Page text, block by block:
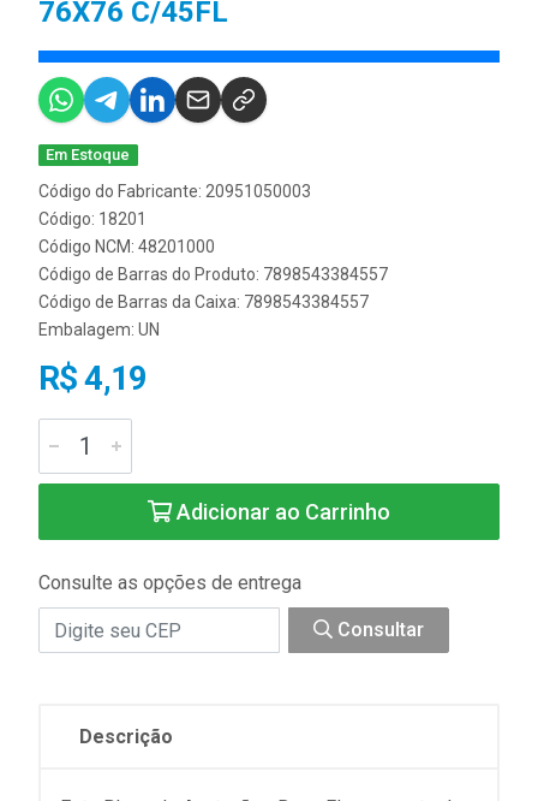
76X76 C/45FL
Em Estoque
Código do Fabricante: 20951050003
Código: 18201
Código NCM: 48201000
Código de Barras do Produto: 7898543384557
Código de Barras da Caixa: 7898543384557
Embalagem: UN
R$ 4,19
Adicionar ao Carrinho
Consulte as opções de entrega
Consultar
Descrição